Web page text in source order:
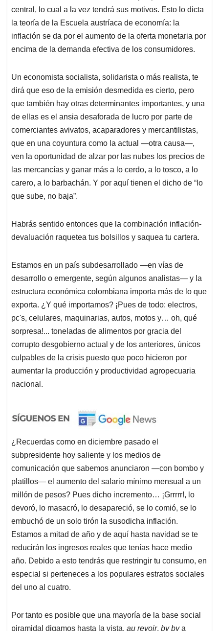
central, lo cual a la vez tendrá sus motivos. Esto lo dicta
la teoría de la Escuela austríaca de economía: la
inflación se da por el aumento de la oferta monetaria por
encima de la demanda efectiva de los consumidores.
Un economista socialista, solidarista o más realista, te
dirá que eso de la emisión desmedida es cierto, pero
que también hay otras determinantes importantes, y una
de ellas es el ansia desaforada de lucro por parte de
comerciantes avivatos, acaparadores y mercantilistas,
que en una coyuntura como la actual ―otra causa―,
ven la oportunidad de alzar por las nubes los precios de
las mercancías y ganar más a lo cerdo, a lo tosco, a lo
carero, a lo barbachán. Y por aquí tienen el dicho de “lo
que sube, no baja”.
Habrás sentido entonces que la combinación inflación-
devaluación raquetea tus bolsillos y saquea tu cartera.
Estamos en un país subdesarrollado ―en vías de
desarrollo o emergente, según algunos analistas― y la
estructura económica colombiana importa más de lo que
exporta. ¿Y qué importamos? ¡Pues de todo: electros,
pc's, celulares, maquinarias, autos, motos y… oh, qué
sorpresa!... toneladas de alimentos por gracia del
corrupto desgobierno actual y de los anteriores, únicos
culpables de la crisis puesto que poco hicieron por
aumentar la producción y productividad agropecuaria
nacional.
¿Recuerdas como en diciembre pasado el
subpresidente hoy saliente y los medios de
comunicación que sabemos anunciaron ―con bombo y
platillos― el aumento del salario mínimo mensual a un
millón de pesos? Pues dicho incremento… ¡Grrrrr!, lo
devoró, lo masacró, lo desapareció, se lo comió, se lo
embuchó de un solo tirón la susodicha inflación.
Estamos a mitad de año y de aquí hasta navidad se te
reducirán los ingresos reales que tenías hace medio
año. Debido a esto tendrás que restringir tu consumo, en
especial si perteneces a los populares estratos sociales
del uno al cuatro.
Por tanto es posible que una mayoría de la base social
piramidal digamos hasta la vista, au revoir, by bya